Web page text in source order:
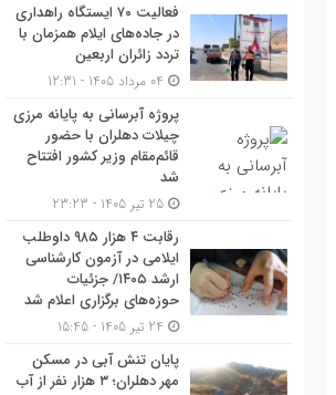
فعالیت ۷۰ ایستگاه راهداری
در جاده‌های ایلام همزمان با
تردد زائران اربعین
پروژه آبرسانی به پایانه مرزی
چیلات دهلران با حضور
قائم‌مقام وزیر کشور افتتاح
شد
رقابت ۴ هزار ۹۸۵ داوطلب
ایلامی در آزمون کارشناسی
ارشد ۱۴۰۵/ جزئیات
حوزه‌های برگزاری اعلام شد
پایان تنش آبی در مسکن
مهر دهلران؛ ۳ هزار نفر از آب